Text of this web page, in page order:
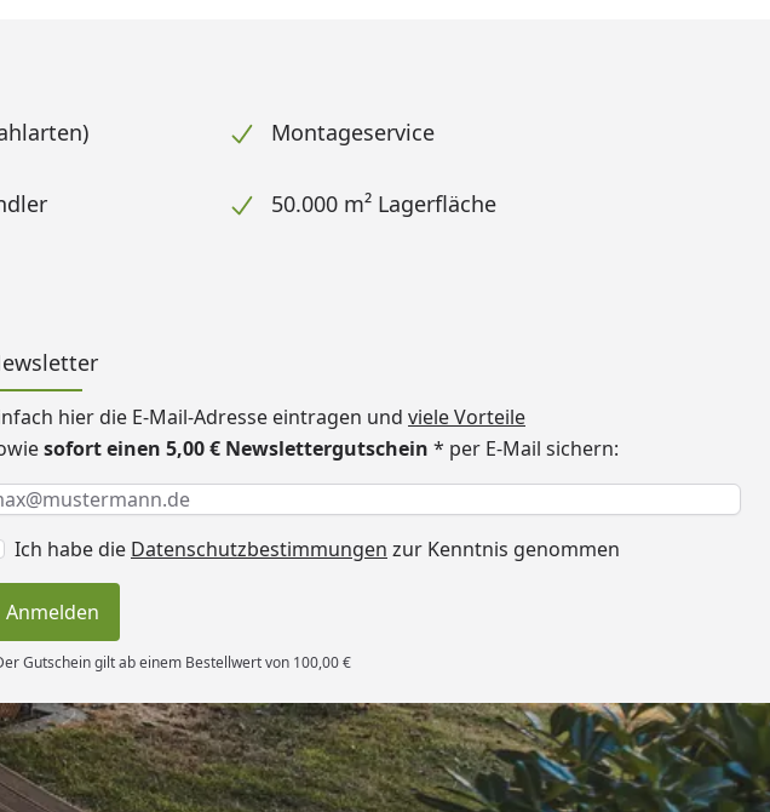
Montageservice
50.000 m² Lagerfläche
hier die E-Mail-Adresse eintragen und viele Vorteile
sofort einen 5,00 € Newslettergutschein * per E-Mail sichern:
Eingabe erforderlich
erforderlich
Mail *
Ich habe die Datenschutzbestimmungen zur Kenntnis genommen
Anmelden
Gutschein gilt ab einem Bestellwert von 100,00 €